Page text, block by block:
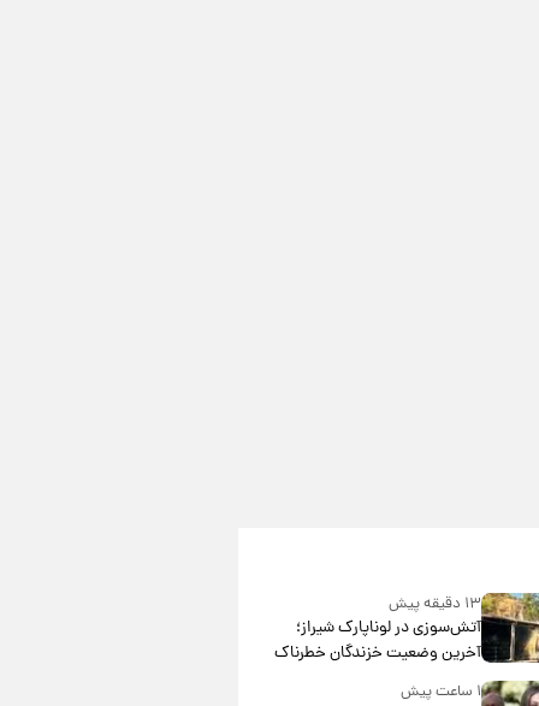
۱۳ دقیقه پیش
آتش‌سوزی در لوناپارک شیراز؛
آخرین وضعیت خزندگان خطرناک
پس از حادثه
۱ ساعت پیش